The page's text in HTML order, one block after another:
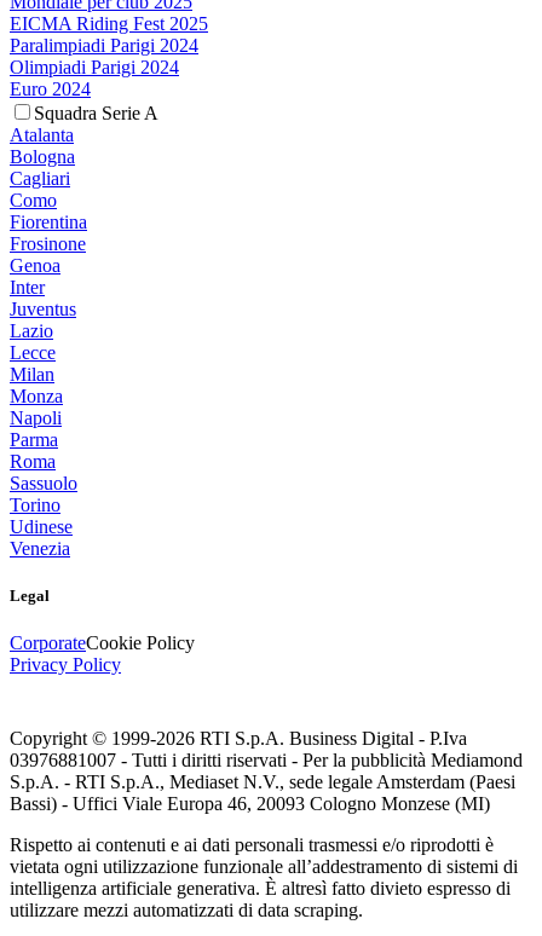
EICMA Riding Fest 2025
Paralimpiadi Parigi 2024
Olimpiadi Parigi 2024
Euro 2024
Squadra Serie A
Atalanta
Bologna
Cagliari
Como
Fiorentina
Frosinone
Genoa
Inter
Juventus
Lazio
Lecce
Milan
Monza
Napoli
Parma
Roma
Sassuolo
Torino
Udinese
Venezia
Legal
CorporateCookie Policy
Privacy Policy
Copyright © 1999-2026 RTI S.p.A. Business Digital - P.Iva
03976881007 - Tutti i diritti riservati - Per la pubblicità Mediamond
S.p.A. - RTI S.p.A., Mediaset N.V., sede legale Amsterdam (Paesi
Bassi) - Uffici Viale Europa 46, 20093 Cologno Monzese (MI)
Rispetto ai contenuti e ai dati personali trasmessi e/o riprodotti è
vietata ogni utilizzazione funzionale all’addestramento di sistemi di
intelligenza artificiale generativa. È altresì fatto divieto espresso di
utilizzare mezzi automatizzati di data scraping.